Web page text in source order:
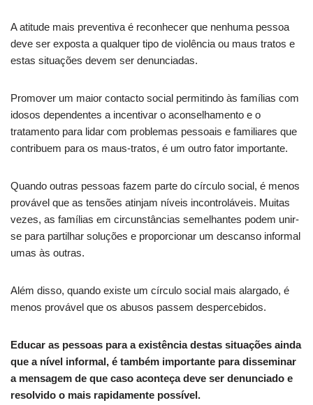
A atitude mais preventiva é reconhecer que nenhuma pessoa
deve ser exposta a qualquer tipo de violência ou maus tratos e
estas situações devem ser denunciadas.
Promover um maior contacto social permitindo às famílias com
idosos dependentes a incentivar o aconselhamento e o
tratamento para lidar com problemas pessoais e familiares que
contribuem para os maus-tratos, é um outro fator importante.
Quando outras pessoas fazem parte do círculo social, é menos
provável que as tensões atinjam níveis incontroláveis. Muitas
vezes, as famílias em circunstâncias semelhantes podem unir-
se para partilhar soluções e proporcionar um descanso informal
umas às outras.
Além disso, quando existe um círculo social mais alargado, é
menos provável que os abusos passem despercebidos.
Educar as pessoas para a existência destas situações ainda
que a nível informal, é também importante para disseminar
a mensagem de que caso aconteça deve ser denunciado e
resolvido o mais rapidamente possível.